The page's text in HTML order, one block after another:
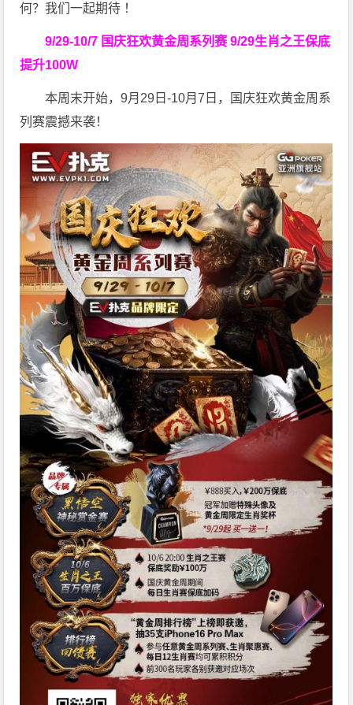
何？我们一起期待 ！
9/29-10/7 国庆狂欢黄金周系列赛9/29生肖之王保底
提升100W
本周末开始，9月29日-10月7日，国庆狂欢黄金周系
列赛震撼来袭！